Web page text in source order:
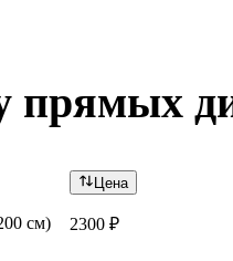
прямых
Цена
см) 2300 ₽